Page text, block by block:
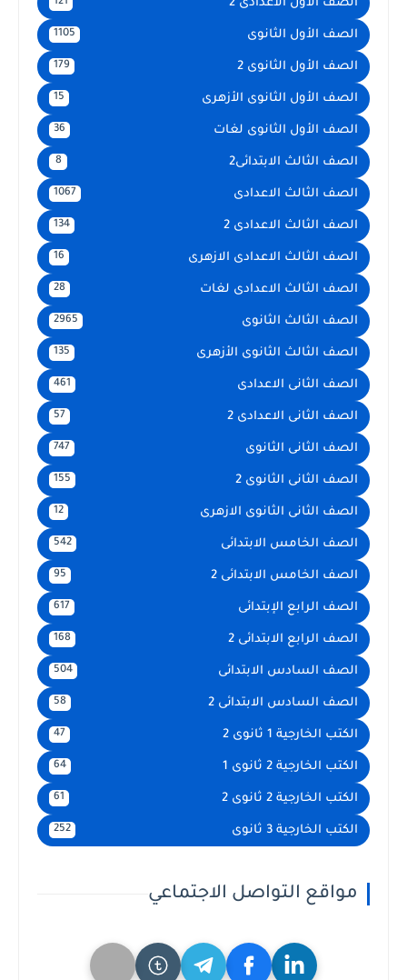
الصف الأول الاعدادى 2
الصف الأول الثانوى 1105
الصف الأول الثانوى 2 179
الصف الأول الثانوى الأزهرى 15
الصف الأول الثانوى لغات 36
الصف الثالث الابتدائى2 8
الصف الثالث الاعدادى 1067
الصف الثالث الاعدادى 2 134
الصف الثالث الاعدادى الازهرى 16
الصف الثالث الاعدادى لغات 28
الصف الثالث الثانوى 2965
الصف الثالث الثانوى الأزهرى 135
الصف الثانى الاعدادى 461
الصف الثانى الاعدادى 2 57
الصف الثانى الثانوى 747
الصف الثانى الثانوى 2 155
الصف الثانى الثانوى الازهرى 12
الصف الخامس الابتدائى 542
الصف الخامس الابتدائى 2 95
الصف الرابع الإبتدائى 617
الصف الرابع الابتدائى 2 168
الصف السادس الابتدائى 504
الصف السادس الابتدائى 2 58
الكتب الخارجية 1 ثانوى 2 47
الكتب الخارجية 2 ثانوى 1 64
الكتب الخارجية 2 ثانوى 2 61
الكتب الخارجية 3 ثانوى 252
مواقع التواصل الاجتماعي